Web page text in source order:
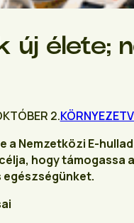
új élete;
2.
a Nemzetközi E-
hogy